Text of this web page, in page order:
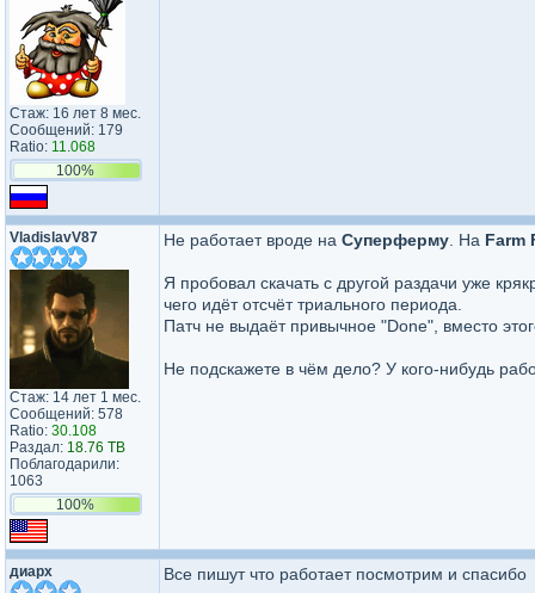
Стаж: 16 лет 8 мес.
Сообщений: 179
Ratio: 11.068
100%
VladislavV87
Стаж: 14 лет 1 мес.
Сообщений: 578
Ratio: 30.108
Раздал: 18.76 TB
Поблагодарили:
1063
100%
Не работает вроде на Суперферму . На Farm
Я пробовал скачать с другой раздачи уже
чего идёт отсчёт триального периода.
Патч не выдаёт привычное "Done", вместо
Не подскажете в чём дело? У кого-нибудь
диарх Все пишут что работает посмотрим и спасибо